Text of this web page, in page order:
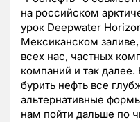
на российском
урок Deepwater
Мексиканском
всех нас, частных
компаний и так далее.
бурить нефть все
альтернативные
нам пойти дальше по